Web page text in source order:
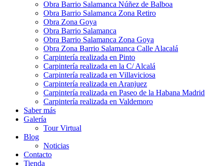
Obra Barrio Salamanca Núñez de Balboa
Obra Barrio Salamanca Zona Retiro
Obra Zona Goya
Obra Barrio Salamanca
Obra Barrio Salamanca Zona Goya
Obra Zona Barrio Salamanca Calle Alacalá
Carpintería realizada en Pinto
Carpintería realizada en la C/ Alcalá
Carpintería realizada en Villaviciosa
Carpintería realizada en Aranjuez
Carpintería realizada en Paseo de la Habana Madrid
Carpintería realizada en Valdemoro
Saber más
Galería
Tour Virtual
Blog
Noticias
Contacto
Tienda